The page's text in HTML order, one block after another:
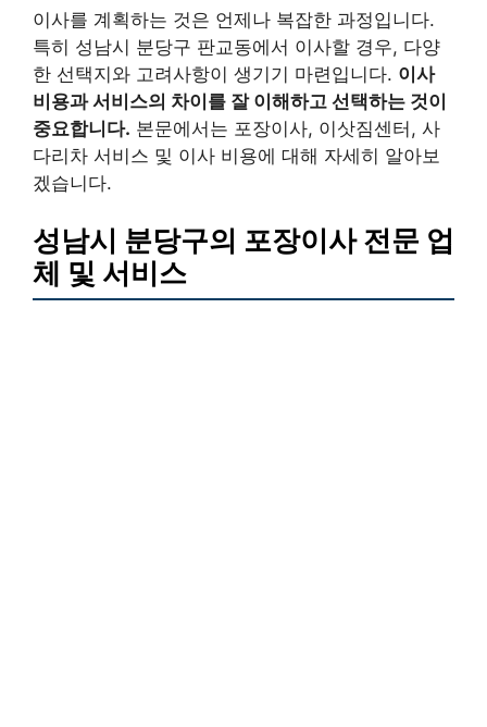
이사를 계획하는 것은 언제나 복잡한 과정입니다.
특히 성남시 분당구 판교동에서 이사할 경우, 다양
한 선택지와 고려사항이 생기기 마련입니다. 이사
비용과 서비스의 차이를 잘 이해하고 선택하는 것이
중요합니다. 본문에서는 포장이사, 이삿짐센터, 사
다리차 서비스 및 이사 비용에 대해 자세히 알아보
겠습니다.
성남시 분당구의 포장이사 전문 업
체 및 서비스